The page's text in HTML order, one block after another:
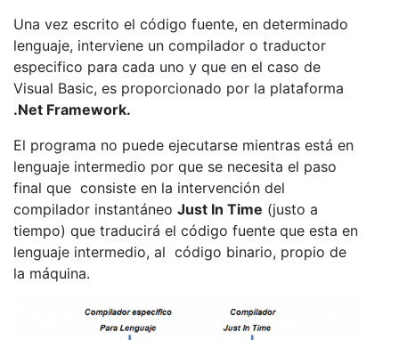
Una vez escrito el código fuente, en determinado
lenguaje, interviene un compilador o traductor
especifico para cada uno y que en el caso de
Visual Basic, es proporcionado por la plataforma
.Net Framework.
El programa no puede ejecutarse mientras está en
lenguaje intermedio por que se necesita el paso
final que consiste en la intervención del
compilador instantáneo Just In Time (justo a
tiempo) que traducirá el código fuente que esta en
lenguaje intermedio, al código binario, propio de
la máquina.